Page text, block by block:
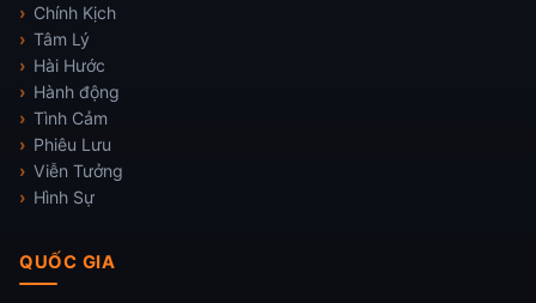
Chính Kịch
Tâm Lý
Hài Hước
Hành động
Tình Cảm
Phiêu Lưu
Viễn Tưởng
Hình Sự
QUỐC GIA